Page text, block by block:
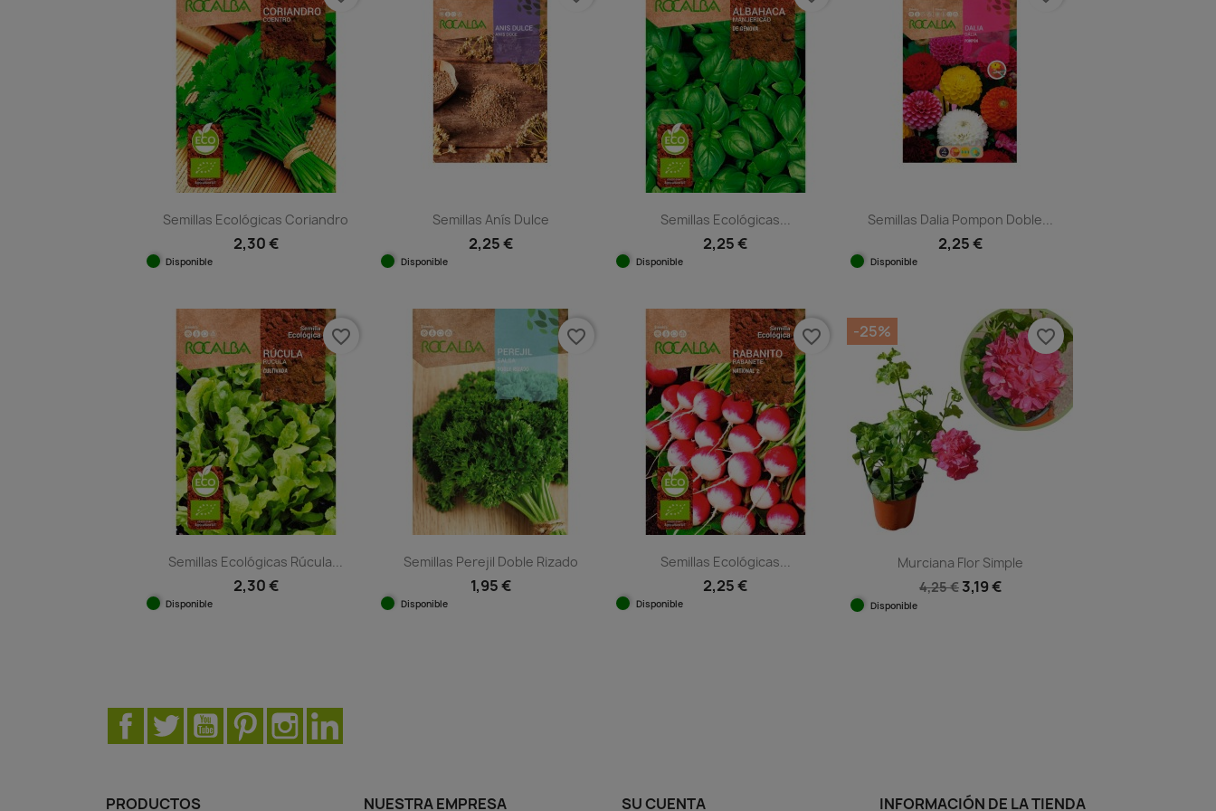
Semillas Ecológicas Coriandro
2,30 €
Disponible
Semillas Anís Dulce
2,25 €
Disponible
Semillas Ecológicas...
2,25 €
Disponible
Semillas Dalia Pompon Doble...
2,25 €
Disponible
Semillas Ecológicas Rúcula...
2,30 €
Disponible
favorite_border
Semillas Perejil Doble Rizado
1,95 €
Disponible
favorite_border
Semillas Ecológicas...
2,25 €
Disponible
favorite_border
Murciana Flor Simple
4,25 € 3,19 €
Disponible
-25% favorite_border
Facebook
Twitter YouTubePinterestInstagram
PRODUCTOS NUESTRA EMPRESA SU CUENTA INFORMACIÓN DE LA TIENDA